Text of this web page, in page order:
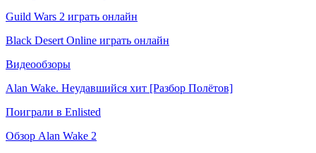
Guild Wars 2 играть онлайн
Black Desert Online играть онлайн
Видеообзоры
Alan Wake. Неудавшийся хит [Разбор Полётов]
Поиграли в Enlisted
Обзор Alan Wake 2